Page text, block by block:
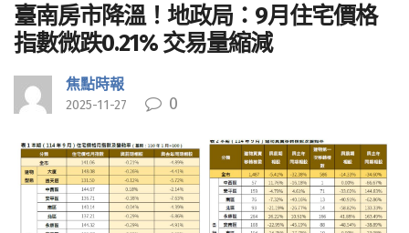
臺南房市降溫！地政局：9月住宅價格
指數微跌0.21% 交易量縮減
焦點時報
2025-11-27 0